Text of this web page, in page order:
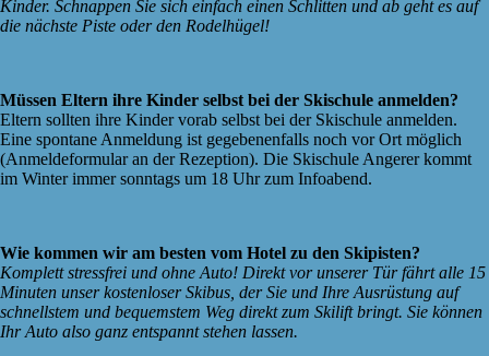
Kinder. Schnappen Sie sich einfach einen Schlitten und ab geht es auf
die nächste Piste oder den Rodelhügel!
Müssen Eltern ihre Kinder selbst bei der Skischule anmelden?
Eltern sollten ihre Kinder vorab selbst bei der Skischule anmelden.
Eine spontane Anmeldung ist gegebenenfalls noch vor Ort möglich
(Anmeldeformular an der Rezeption). Die Skischule Angerer kommt
im Winter immer sonntags um 18 Uhr zum Infoabend.
Wie kommen wir am besten vom Hotel zu den Skipisten?
Komplett stressfrei und ohne Auto! Direkt vor unserer Tür fährt alle 15
Minuten unser kostenloser Skibus, der Sie und Ihre Ausrüstung auf
schnellstem und bequemstem Weg direkt zum Skilift bringt. Sie können
Ihr Auto also ganz entspannt stehen lassen.